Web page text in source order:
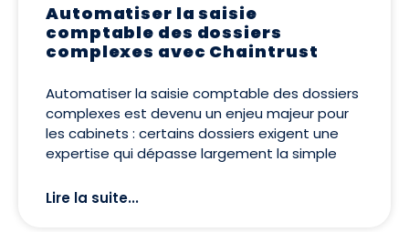
Automatiser la saisie
comptable des dossiers
complexes avec Chaintrust
Automatiser la saisie comptable des dossiers
complexes est devenu un enjeu majeur pour
les cabinets : certains dossiers exigent une
expertise qui dépasse largement la simple
Lire la suite...